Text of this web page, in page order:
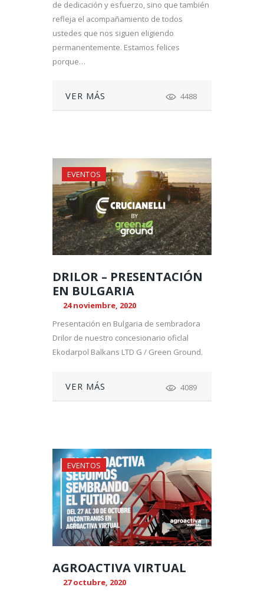
de dedicación y esfuerzo, sino que también
refleja el acompañamiento de todos
ustedes que nos siguen eligiendo
permanentemente. Estamos felices
porque…
VER MÁS 4488
EVENTOS
DRILOR – PRESENTACIÓN
EN BULGARIA
24 noviembre, 2020
Presentación en Bulgaria de sembradora
Drilor de nuestro concesionario oficlal
Ekodarpol Balkans LTD G / Green Ground.
VER MÁS 4089
EVENTOS
AGROACTIVA VIRTUAL
27 octubre, 2020